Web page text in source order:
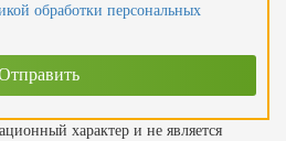
обработки персональных
характер и не является